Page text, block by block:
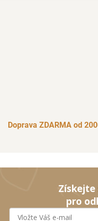
Doprava ZDARMA od
Získejte
pro